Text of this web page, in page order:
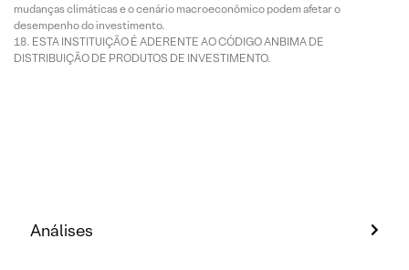
mudanças climáticas e o cenário macroeconômico podem afetar o
desempenho do investimento.
ESTA INSTITUIÇÃO É ADERENTE AO CÓDIGO ANBIMA DE
DISTRIBUIÇÃO DE PRODUTOS DE INVESTIMENTO.
Análises